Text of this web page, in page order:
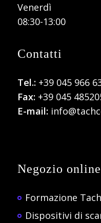
Venerdì
08:30-13:00
Contatti
Tel.: +39 045 966
Fax:+39 045
E-mail:
Negozio online
Formazione
Dispositivi di